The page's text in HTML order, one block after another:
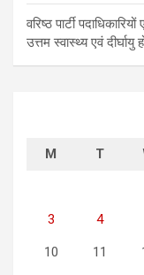
वरिष्ठ पार्टी
उत्तम स्वास्थ्य एवं
M T
3 4
10 11